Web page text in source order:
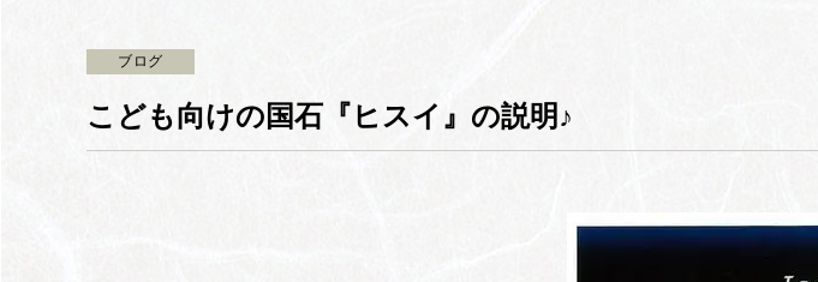
ブログ
こども向けの国石『ヒスイ』の説明♪